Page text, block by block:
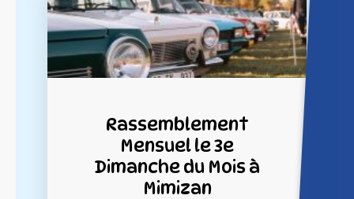
Rassemblement
Mensuel le 3e
Dimanche du Mois à
Mimizan